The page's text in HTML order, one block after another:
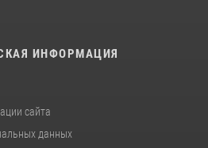
ИНФОРМАЦИЯ
сайта
данных